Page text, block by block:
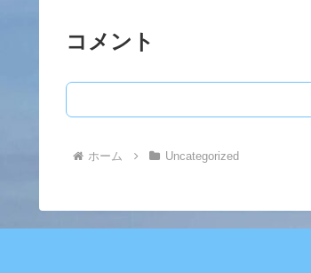
コメント
ホーム Uncategorized